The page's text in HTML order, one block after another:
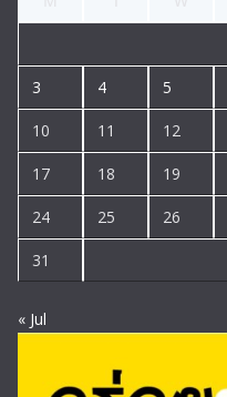
3 4 5
10 11 12
17 18 19
24 25 26
31
« Jul